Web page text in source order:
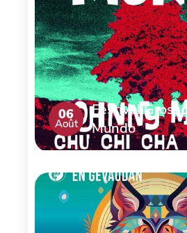
06
Août
Festival Grosso
Mundo